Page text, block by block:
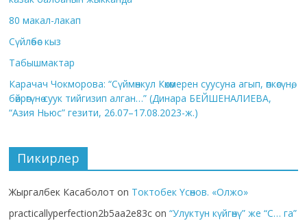
80 макал-лакап
Сүйлөбөс кыз
Табышмактар
Карачач Чокморова: “Сүймөнкул Көкөмерен суусуна агып, өпкөсүнө,
бөйрөгүнө суук тийгизип алган…” (Динара БЕЙШЕНАЛИЕВА,
“Азия Ньюс” гезити, 26.07–17.08.2023-ж.)
Пикирлер
Жыргалбек Касаболот on Токтобек Үсөнов. «Олжо»
practicallyperfection2b5aa2e83c on“Улуктун күйгөнү” же “С… га”